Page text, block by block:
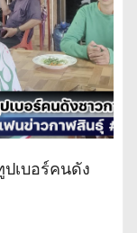
เบอร์คนดัง